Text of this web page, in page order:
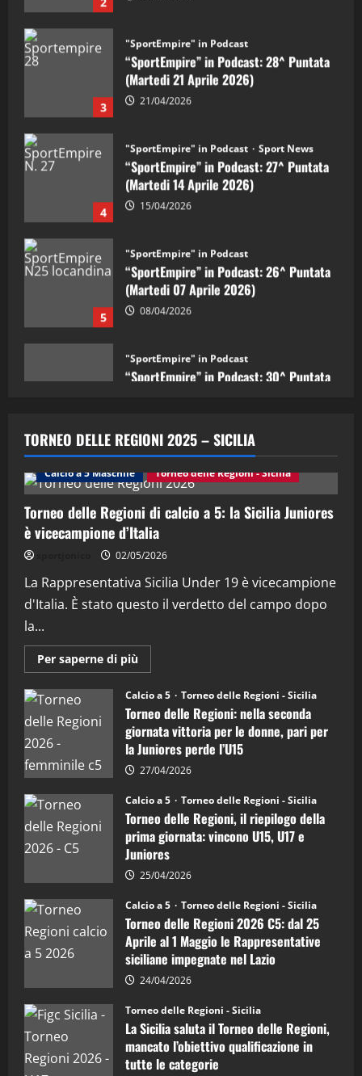
3 21/04/2026
4
"SportEmpire" in Podcast
15/04/2026
5
"SportEmpire" in Podcast
08/04/2026
"SportEmpire" in Podcast
08/05/2026
2
“SportEmpire” in Podcast: 29^ Puntata
(Martedi 28 Aprile 2026)
28/04/2026
3
"SportEmpire" in Podcast
“SportEmpire” in Podcast: 28^ Puntata
(Martedi 21 Aprile 2026)
21/04/2026
4
(Martedi 14 Aprile 2026)
5
"SportEmpire" in Podcast
“SportEmpire” in Podcast: 26^ Puntata
(Martedi 07 Aprile 2026)
TORNEO DELLE REGIONI 2025 – SICILIA
Calcio a 5 Maschile Torneo delle Regioni - Sicilia
Torneo delle Regioni di calcio a 5: la Sicilia Juniores
è vicecampione d’Italia
02/05/2026
La Rappresentativa Sicilia Under 19 è vicecampione
d'Italia. È stato questo il verdetto del campo dopo
la...
Per saperne di più
informazioni
Torneo
delle
Regioni
di
calcio
a
5:
la
Juniores
è
vicecampione
d’Italia
Calcio a 5 Torneo delle Regioni - Sicilia
Torneo delle Regioni: nella seconda
giornata vittoria per le donne, pari per
la Juniores perde l’U15
27/04/2026
Calcio a 5 Torneo delle Regioni - Sicilia
Torneo delle Regioni, il riepilogo della
prima giornata: vincono U15, U17 e
Juniores
25/04/2026
Calcio a 5 Torneo delle Regioni - Sicilia
Torneo delle Regioni 2026 C5: dal 25
Aprile al 1 Maggio le Rappresentative
siciliane impegnate nel Lazio
24/04/2026
Torneo delle Regioni - Sicilia
La Sicilia saluta il Torneo delle Regioni,
mancato l’obiettivo qualificazione in
tutte le categorie